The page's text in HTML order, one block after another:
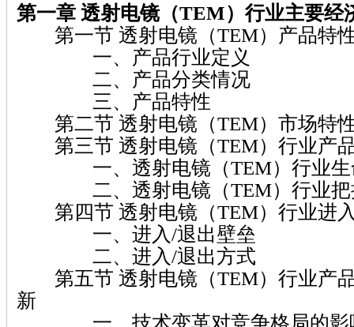
第一章 透射电镜（TEM）行业主要经
第一节 透射电镜（TEM）产品特
一、产品行业定义
二、产品分类情况
三、产品特性
第二节 透射电镜（TEM）市场特
第三节 透射电镜（TEM）行业产
一、透射电镜（TEM）行业生
二、透射电镜（TEM）行业把
第四节 透射电镜（TEM）行业进
一、进入/退出壁垒
二、进入/退出方式
第五节 透射电镜（TEM）行业产
新
一、技术变革对竞争格局的影